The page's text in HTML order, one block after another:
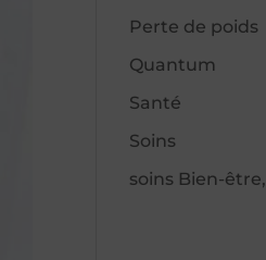
Perte de poids
Quantum
Santé
Soins
soins Bien-être,